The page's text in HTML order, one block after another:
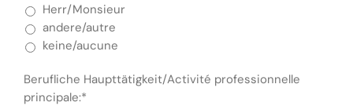
Herr/Monsieur
andere/autre
keine/aucune
Berufliche Haupttätigkeit/Activité professionnelle
principale:*